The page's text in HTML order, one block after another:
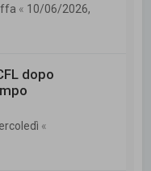
« 10/06/2026,
dopo
«